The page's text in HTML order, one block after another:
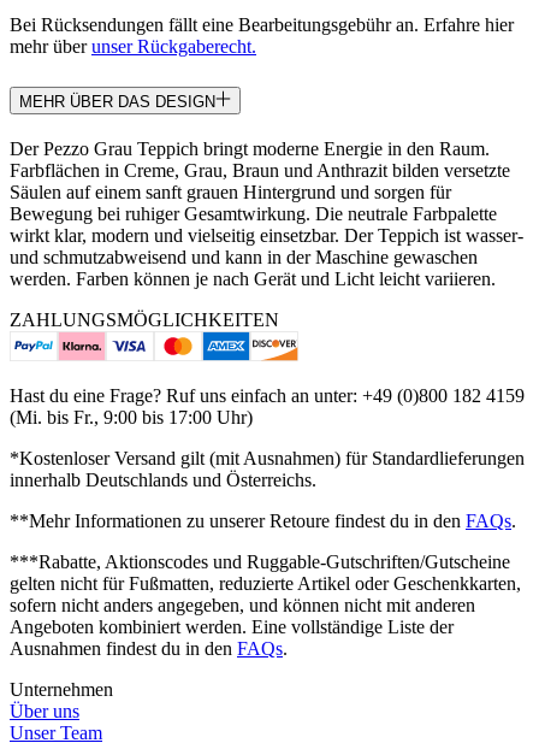
Bei Rücksendungen fällt eine Bearbeitungsgebühr an. Erfahre hier
mehr überunser Rückgaberecht.
MEHR ÜBER DAS DESIGN
Der Pezzo Grau Teppich bringt moderne Energie in den Raum.
Farbflächen in Creme, Grau, Braun und Anthrazit bilden versetzte
Säulen auf einem sanft grauen Hintergrund und sorgen für
Bewegung bei ruhiger Gesamtwirkung. Die neutrale Farbpalette
wirkt klar, modern und vielseitig einsetzbar. Der Teppich ist wasser-
und schmutzabweisend und kann in der Maschine gewaschen
werden. Farben können je nach Gerät und Licht leicht variieren.
ZAHLUNGSMÖGLICHKEITEN
Hast du eine Frage? Ruf uns einfach an unter: +49 (0)800 182 4159
(Mi. bis Fr., 9:00 bis 17:00 Uhr)
*Kostenloser Versand gilt (mit Ausnahmen) für Standardlieferungen
innerhalb Deutschlands und Österreichs.
**Mehr Informationen zu unserer Retoure findest du in den FAQs.
***Rabatte, Aktionscodes und Ruggable-Gutschriften/Gutscheine
gelten nicht für Fußmatten, reduzierte Artikel oder Geschenkkarten,
sofern nicht anders angegeben, und können nicht mit anderen
Angeboten kombiniert werden. Eine vollständige Liste der
Ausnahmen findest du in den FAQs.
Unternehmen
Über uns
Unser Team